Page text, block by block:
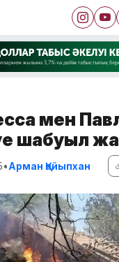
мен
шабуыл
•Арман Қайыпхан